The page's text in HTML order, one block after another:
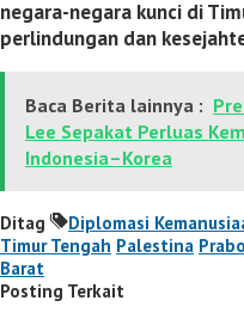
negara-negara kunci di
perlindungan dan
Baca Berita lainnya :
Lee Sepakat Perluas
Indonesia–Korea
Ditag Diplomasi
Timur Tengah Palestina
Barat
Posting Terkait